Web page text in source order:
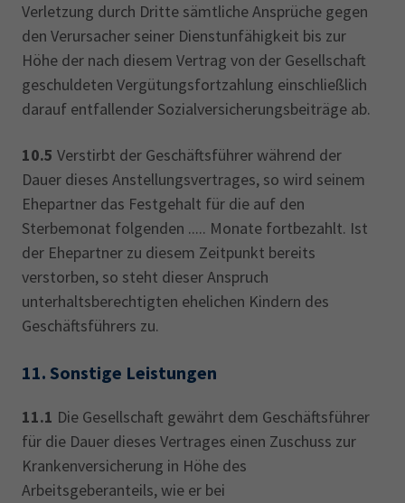
Verletzung durch Dritte sämtliche Ansprüche gegen
den Verursacher seiner Dienstunfähigkeit bis zur
Höhe der nach diesem Vertrag von der Gesellschaft
geschuldeten Vergütungsfortzahlung einschließlich
darauf entfallender Sozialversicherungsbeiträge ab.
10.5 Verstirbt der Geschäftsführer während der
Dauer dieses Anstellungsvertrages, so wird seinem
Ehepartner das Festgehalt für die auf den
Sterbemonat folgenden ..... Monate fortbezahlt. Ist
der Ehepartner zu diesem Zeitpunkt bereits
verstorben, so steht dieser Anspruch
unterhaltsberechtigten ehelichen Kindern des
Geschäftsführers zu.
11. Sonstige Leistungen
11.1 Die Gesellschaft gewährt dem Geschäftsführer
für die Dauer dieses Vertrages einen Zuschuss zur
Krankenversicherung in Höhe des
Arbeitsgeberanteils, wie er bei